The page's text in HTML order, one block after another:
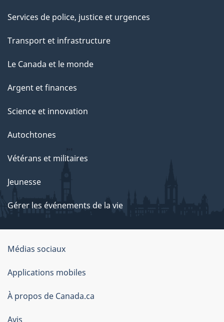
Services de police, justice et urgences
Transport et infrastructure
Le Canada et le monde
Argent et finances
Science et innovation
Autochtones
Vétérans et militaires
Jeunesse
Gérer les événements de la vie
Organisation
du
gouvernement
du
Canada
Médias sociaux
Applications mobiles
À propos de Canada.ca
Avis